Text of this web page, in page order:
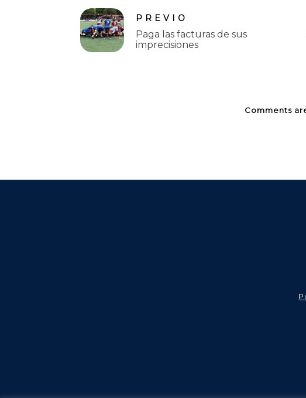
PREVIO
Paga las facturas de sus
imprecisiones
Comments